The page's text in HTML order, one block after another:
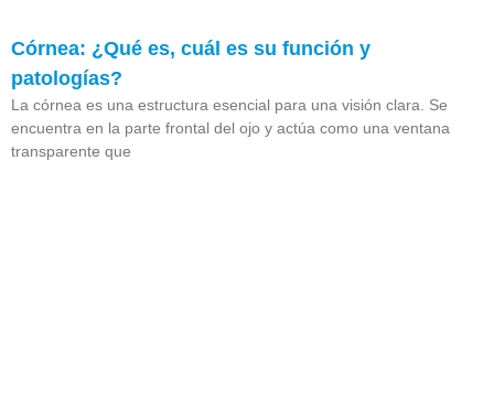
Córnea: ¿Qué es, cuál es su función y
patologías?
La córnea es una estructura esencial para una visión clara. Se
encuentra en la parte frontal del ojo y actúa como una ventana
transparente que